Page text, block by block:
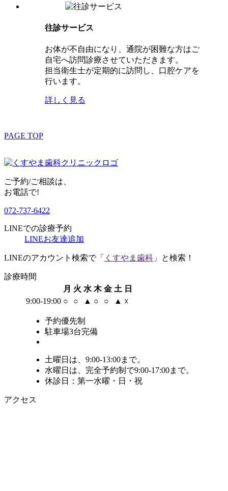
往診サービス
お体が不自由になり、通院が困難な方はご
自宅へ訪問診療させていただきます。
担当衛生士が定期的に訪問し、口腔ケアを
行います。
詳しく見る
PAGE TOP
ご予約/ご相談は、
お電話で!
072-737-6422
LINEでの診療予約
LINEお友達追加
LINEのアカウント検索で「 くすやま歯科 」と検索！
診療時間
月 火 水 木 金 土 日
9:00-19:00 ○ ○ ▲ ○ ○ ▲ ☓
予約優先制
駐車場3台完備
土曜日は、9:00-13:00まで。
水曜日は、完全予約制で9:00-17:00まで。
休診日：第一水曜・日・祝
アクセス